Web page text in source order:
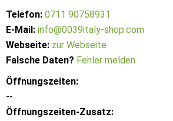
Telefon: 0711 90758931
E-Mail: info@0039italy-shop.com
Webseite: zur Webseite
Falsche Daten? Fehler melden
Öffnungszeiten:
--
Öffnungszeiten-Zusatz: